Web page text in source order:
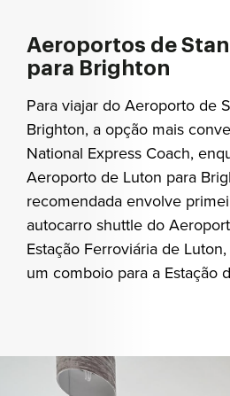
Aeroportos de
para Brighton
Para viajar do Aeroporto de
Brighton, a opção mais
National Express Coach,
Aeroporto de Luton para
recomendada envolve
autocarro shuttle do
Estação Ferroviária de
um comboio para a Estação